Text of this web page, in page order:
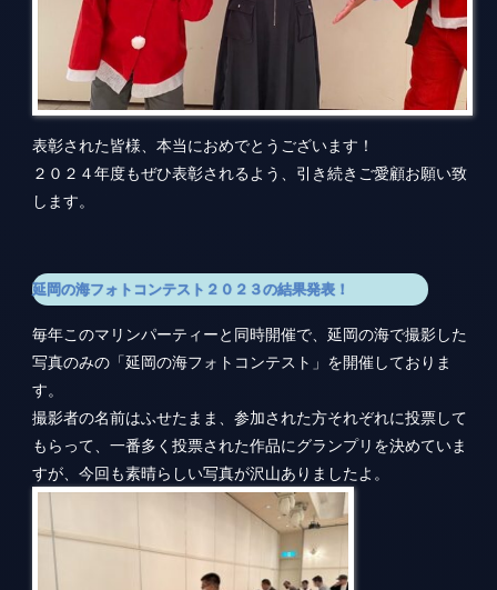
表彰された皆様、本当におめでとうございます！
２０２４年度もぜひ表彰されるよう、引き続きご愛顧お願い致
します。
延岡の海フォトコンテスト２０２３の結果発表！
毎年このマリンパーティーと同時開催で、延岡の海で撮影した
写真のみの「延岡の海フォトコンテスト」を開催しておりま
す。
撮影者の名前はふせたまま、参加された方それぞれに投票して
もらって、一番多く投票された作品にグランプリを決めていま
すが、今回も素晴らしい写真が沢山ありましたよ。